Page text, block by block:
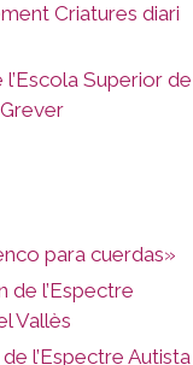
Criatures diari
Superior de
para cuerdas»
de l’Espectre
Vallès
l’Espectre Autista